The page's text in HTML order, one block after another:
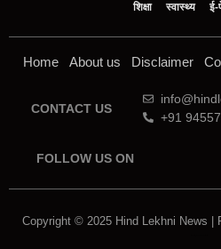
शिक्षा
स्वास्थ्य ई-
Home About us Disclaimer
CONTACT US
+91
FOLLOW US ON
Copyright © 2025 Hind Lekhni News |